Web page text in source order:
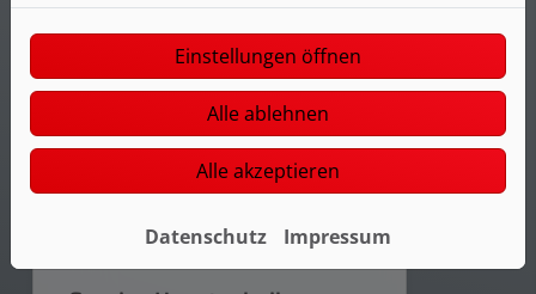
Einstellungen öffnen
Alle ablehnen
Alle akzeptieren
Datenschutz Impressum